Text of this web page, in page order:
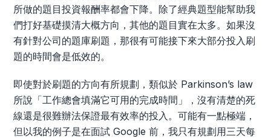
所做的題目投資報酬率都會下降。除了經典題型能幫助我
們打好基礎摸清大概方向，其他的題目實在太多。如果沒
有針對公司的題庫刷題，那很有可能接下來大部分投入刷
題的時間會是低效的。
即使對於刷題的方向有所規劃，類似於 Parkinson’s law
所說「工作總會填滿它可用的完成時間」，沒有清楚的死
線還是很難辦法保證最有效率的投入。可能有一點極端，
但以我的例子是在面試 Google 前，我只有規劃用三天每